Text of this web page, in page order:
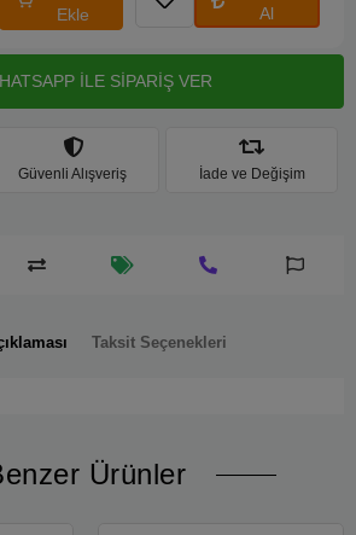
Ekle
Al
İLE SİPARİŞ VER
Güvenli Alışveriş İade ve Değişim
Taksit Seçenekleri
Ürünler